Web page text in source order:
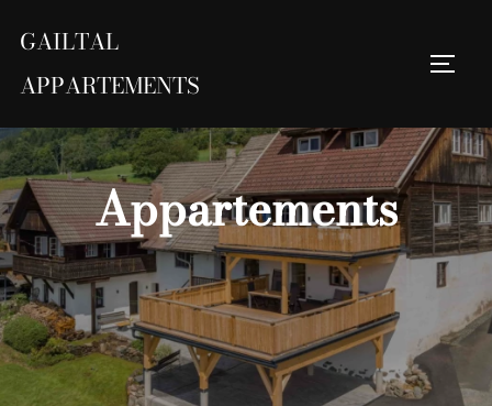
Inhalt
springen
GAILTAL
APPARTEMENTS
Suchen
Appartements